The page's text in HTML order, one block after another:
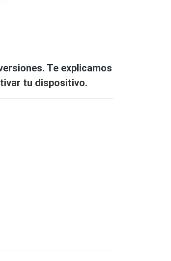
Te explicamos
tu dispositivo.